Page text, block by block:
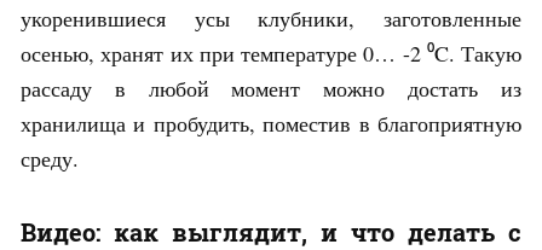
укоренившиеся усы клубники, заготовленные
осенью, хранят их при температуре 0… -2 ⁰C. Такую
рассаду в любой момент можно достать из
хранилища и пробудить, поместив в благоприятную
среду.
Видео: как выглядит, и что делать с